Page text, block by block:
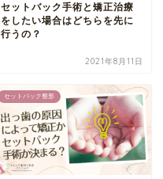
セットバック手術と矯正治療
をしたい場合はどちらを先に
行うの？
2021年8月11日
セットバック整形